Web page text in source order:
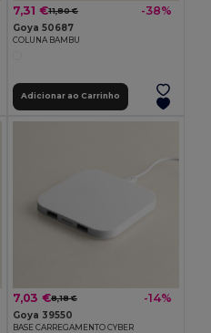
7,31 €11,80 € -38%
Goya 50687
COLUNA BAMBU
Adicionar ao Carrinho
7,03 €8,18 € -14%
Goya 39550
BASE CARREGAMENTO CYBER